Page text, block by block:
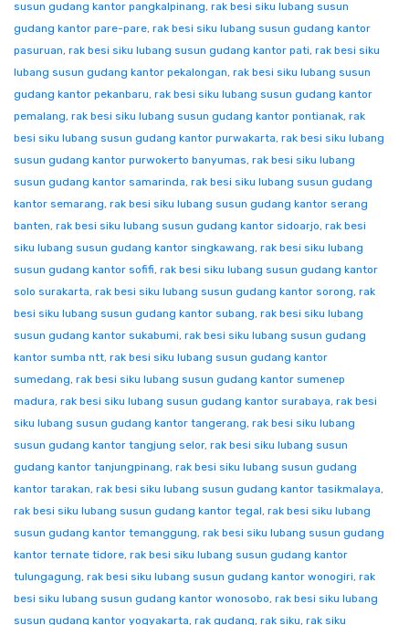
susun gudang kantor pangkalpinang, rak besi siku lubang susun
gudang kantor pare-pare, rak besi siku lubang susun gudang kantor
pasuruan, rak besi siku lubang susun gudang kantor pati, rak besi siku
lubang susun gudang kantor pekalongan, rak besi siku lubang susun
gudang kantor pekanbaru, rak besi siku lubang susun gudang kantor
pemalang, rak besi siku lubang susun gudang kantor pontianak, rak
besi siku lubang susun gudang kantor purwakarta, rak besi siku lubang
susun gudang kantor purwokerto banyumas, rak besi siku lubang
susun gudang kantor samarinda, rak besi siku lubang susun gudang
kantor semarang, rak besi siku lubang susun gudang kantor serang
banten, rak besi siku lubang susun gudang kantor sidoarjo, rak besi
siku lubang susun gudang kantor singkawang, rak besi siku lubang
susun gudang kantor sofifi, rak besi siku lubang susun gudang kantor
solo surakarta, rak besi siku lubang susun gudang kantor sorong, rak
besi siku lubang susun gudang kantor subang, rak besi siku lubang
susun gudang kantor sukabumi, rak besi siku lubang susun gudang
kantor sumba ntt, rak besi siku lubang susun gudang kantor
sumedang, rak besi siku lubang susun gudang kantor sumenep
madura, rak besi siku lubang susun gudang kantor surabaya, rak besi
siku lubang susun gudang kantor tangerang, rak besi siku lubang
susun gudang kantor tangjung selor, rak besi siku lubang susun
gudang kantor tanjungpinang, rak besi siku lubang susun gudang
kantor tarakan, rak besi siku lubang susun gudang kantor tasikmalaya,
rak besi siku lubang susun gudang kantor tegal, rak besi siku lubang
susun gudang kantor temanggung, rak besi siku lubang susun gudang
kantor ternate tidore, rak besi siku lubang susun gudang kantor
tulungagung, rak besi siku lubang susun gudang kantor wonogiri, rak
besi siku lubang susun gudang kantor wonosobo, rak besi siku lubang
susun gudang kantor yogyakarta, rak gudang, rak siku, rak siku